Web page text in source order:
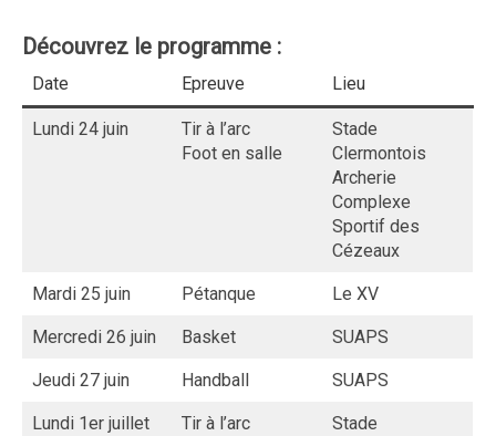
Découvrez le programme :
Date Epreuve Lieu
Lundi 24 juin
Tir à l’arc
Foot en salle
Stade
Clermontois
Archerie
Complexe
Sportif des
Cézeaux
Mardi 25 juin Pétanque Le XV
Mercredi 26 juin Basket SUAPS
Jeudi 27 juin Handball SUAPS
Lundi 1er juillet
Tir à l’arc
Stade